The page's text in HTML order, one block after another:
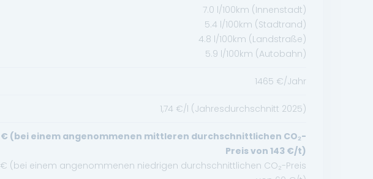
7.0 l/100km (Innenstadt)
5.4 l/100km (Stadtrand)
4.8 l/100km (Landstraße)
5.9 l/100km (Autobahn)
1465 €/Jahr
1,74 €/l (Jahresdurchschnitt 2025)
€ (bei einem angenommenen mittleren durchschnittlichen CO₂-
Preis von 143 €/t)
€ (bei einem angenommenen niedrigen durchschnittlichen CO₂-Preis